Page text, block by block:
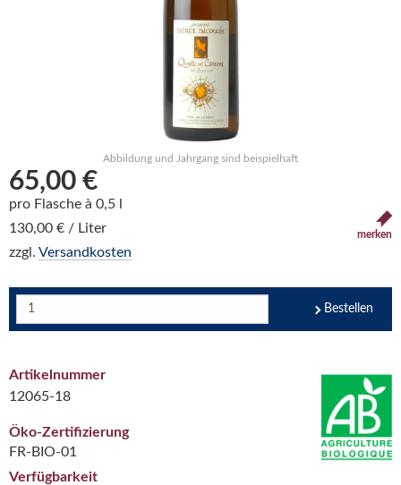
Abbildung und Jahrgang sind beispielhaft
65,00 €
pro Flasche à 0,5 l
130,00 € / Liter
zzgl. Versandkosten
merken
Bestellen
Artikelnummer
12065-18
Öko-Zertifizierung
FR-BIO-01
Verfügbarkeit